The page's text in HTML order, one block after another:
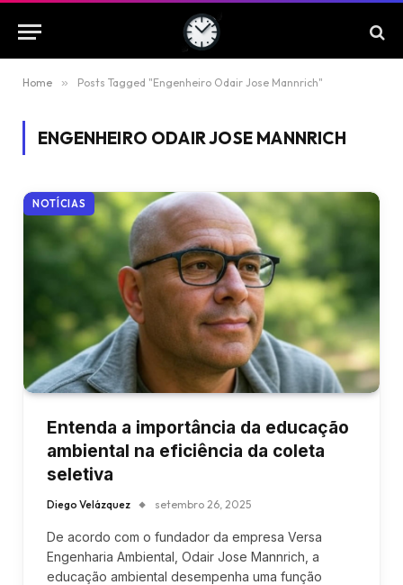
Home » Posts Tagged "Engenheiro Odair Jose Mannrich"
ENGENHEIRO ODAIR JOSE MANNRICH
NOTÍCIAS
Entenda a importância da educação
ambiental na eficiência da coleta
seletiva
Diego Velázquez setembro 26, 2025
De acordo com o fundador da empresa Versa
Engenharia Ambiental, Odair Jose Mannrich, a
educação ambiental desempenha uma função